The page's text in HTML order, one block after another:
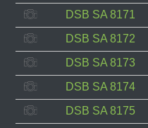
DSB SA 8171
DSB SA 8172
DSB SA 8173
DSB SA 8174
DSB SA 8175